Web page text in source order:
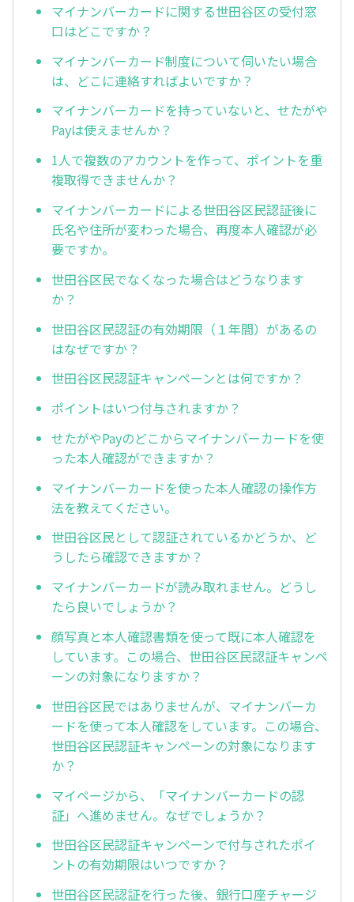
マイナンバーカードに関する世田谷区の受付窓
口はどこですか？
マイナンバーカード制度について伺いたい場合
は、どこに連絡すればよいですか？
マイナンバーカードを持っていないと、せたがや
Payは使えませんか？
1人で複数のアカウントを作って、ポイントを重
複取得できませんか？
マイナンバーカードによる世田谷区民認証後に
氏名や住所が変わった場合、再度本人確認が必
要ですか。
世田谷区民でなくなった場合はどうなります
か？
世田谷区民認証の有効期限（１年間）があるの
はなぜですか？
世田谷区民認証キャンペーンとは何ですか？
ポイントはいつ付与されますか？
せたがやPayのどこからマイナンバーカードを使
った本人確認ができますか？
マイナンバーカードを使った本人確認の操作方
法を教えてください。
世田谷区民として認証されているかどうか、ど
うしたら確認できますか？
マイナンバーカードが読み取れません。どうし
たら良いでしょうか？
顔写真と本人確認書類を使って既に本人確認を
しています。この場合、世田谷区民認証キャンペ
ーンの対象になりますか？
世田谷区民ではありませんが、マイナンバーカ
ードを使って本人確認をしています。この場合、
世田谷区民認証キャンペーンの対象になります
か？
マイページから、「マイナンバーカードの認
証」へ進めません。なぜでしょうか？
世田谷区民認証キャンペーンで付与されたポイ
ントの有効期限はいつですか？
世田谷区民認証を行った後、銀行口座チャージ